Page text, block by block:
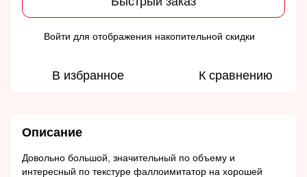
Войти для отображения накопительной скидки
В избранное К сравнению
Описание
Довольно большой, значительный по объему и
интересный по текстуре фаллоимитатор на хорошей